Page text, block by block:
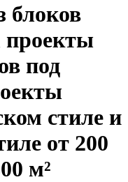
блоков
проекты
под
стиле и
от 200
м²